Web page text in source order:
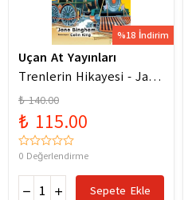
%18 İndirim
Uçan At Yayınları
Trenlerin Hikayesi - Jane
Bingham
₺ 140.00
₺ 115.00
0 Değerlendirme
Sepete Ekle